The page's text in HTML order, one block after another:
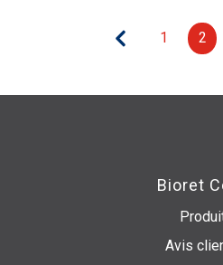
1 2
Bioret
Avis